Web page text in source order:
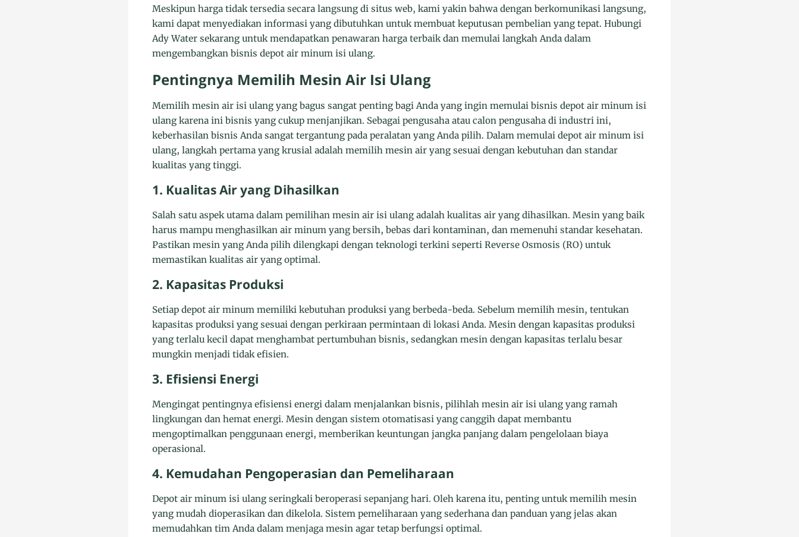
Meskipun harga tidak tersedia secara langsung di situs web, kami yakin bahwa dengan berkomunikasi langsung,
kami dapat menyediakan informasi yang dibutuhkan untuk membuat keputusan pembelian yang tepat. Hubungi
Ady Water sekarang untuk mendapatkan penawaran harga terbaik dan memulai langkah Anda dalam
mengembangkan bisnis depot air minum isi ulang.
Pentingnya Memilih Mesin Air Isi Ulang
Memilih mesin air isi ulang yang bagus sangat penting bagi Anda yang ingin memulai bisnis depot air minum isi
ulang karena ini bisnis yang cukup menjanjikan. Sebagai pengusaha atau calon pengusaha di industri ini,
keberhasilan bisnis Anda sangat tergantung pada peralatan yang Anda pilih. Dalam memulai depot air minum isi
ulang, langkah pertama yang krusial adalah memilih mesin air yang sesuai dengan kebutuhan dan standar
kualitas yang tinggi.
1. Kualitas Air yang Dihasilkan
Salah satu aspek utama dalam pemilihan mesin air isi ulang adalah kualitas air yang dihasilkan. Mesin yang baik
harus mampu menghasilkan air minum yang bersih, bebas dari kontaminan, dan memenuhi standar kesehatan.
Pastikan mesin yang Anda pilih dilengkapi dengan teknologi terkini seperti Reverse Osmosis (RO) untuk
memastikan kualitas air yang optimal.
2. Kapasitas Produksi
Setiap depot air minum memiliki kebutuhan produksi yang berbeda-beda. Sebelum memilih mesin, tentukan
kapasitas produksi yang sesuai dengan perkiraan permintaan di lokasi Anda. Mesin dengan kapasitas produksi
yang terlalu kecil dapat menghambat pertumbuhan bisnis, sedangkan mesin dengan kapasitas terlalu besar
mungkin menjadi tidak efisien.
3. Efisiensi Energi
Mengingat pentingnya efisiensi energi dalam menjalankan bisnis, pilihlah mesin air isi ulang yang ramah
lingkungan dan hemat energi. Mesin dengan sistem otomatisasi yang canggih dapat membantu
mengoptimalkan penggunaan energi, memberikan keuntungan jangka panjang dalam pengelolaan biaya
operasional.
4. Kemudahan Pengoperasian dan Pemeliharaan
Depot air minum isi ulang seringkali beroperasi sepanjang hari. Oleh karena itu, penting untuk memilih mesin
yang mudah dioperasikan dan dikelola. Sistem pemeliharaan yang sederhana dan panduan yang jelas akan
memudahkan tim Anda dalam menjaga mesin agar tetap berfungsi optimal.